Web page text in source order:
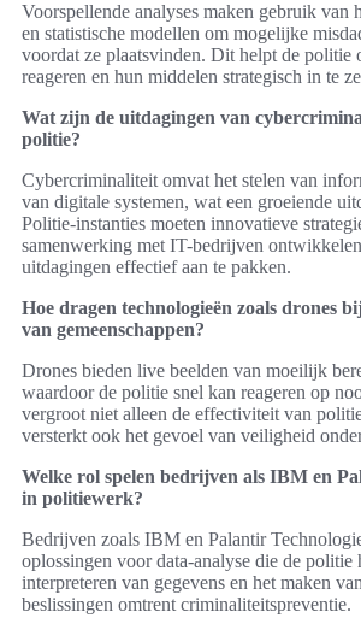
Voorspellende analyses maken gebruik van
en statistische modellen om mogelijke
voordat ze plaatsvinden. Dit helpt de politie
reageren en hun middelen strategisch in te
Wat zijn de uitdagingen van
politie?
Cybercriminaliteit omvat het stelen van
van digitale systemen, wat een groeiende
Politie-instanties moeten innovatieve
samenwerking met IT-bedrijven
uitdagingen effectief aan te pakken.
Hoe dragen technologieën zoals drones
van gemeenschappen?
Drones bieden live beelden van moeilijk
waardoor de politie snel kan reageren op
vergroot niet alleen de effectiviteit van
versterkt ook het gevoel van veiligheid
Welke rol spelen bedrijven als IBM en
in politiewerk?
Bedrijven zoals IBM en Palantir
oplossingen voor data-analyse die de politie
interpreteren van gegevens en het maken
beslissingen omtrent criminaliteitspreventie.